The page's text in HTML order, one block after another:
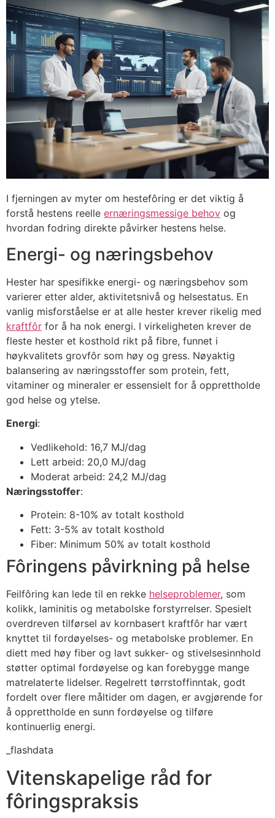
I fjerningen av myter om hestefôring er det viktig å
forstå hestens reelle ernæringsmessige behov og
hvordan fodring direkte påvirker hestens helse.
Energi- og næringsbehov
Hester har spesifikke energi- og næringsbehov som
varierer etter alder, aktivitetsnivå og helsestatus. En
vanlig misforståelse er at alle hester krever rikelig med
kraftfôr for å ha nok energi. I virkeligheten krever de
fleste hester et kosthold rikt på fibre, funnet i
høykvalitets grovfôr som høy og gress. Nøyaktig
balansering av næringsstoffer som protein, fett,
vitaminer og mineraler er essensielt for å opprettholde
god helse og ytelse.
Energi:
Vedlikehold: 16,7 MJ/dag
Lett arbeid: 20,0 MJ/dag
Moderat arbeid: 24,2 MJ/dag
Næringsstoffer:
Protein: 8-10% av totalt kosthold
Fett: 3-5% av totalt kosthold
Fiber: Minimum 50% av totalt kosthold
Fôringens påvirkning på helse
Feilfôring kan lede til en rekke helseproblemer, som
kolikk, laminitis og metabolske forstyrrelser. Spesielt
overdreven tilførsel av kornbasert kraftfôr har vært
knyttet til fordøyelses- og metabolske problemer. En
diett med høy fiber og lavt sukker- og stivelsesinnhold
støtter optimal fordøyelse og kan forebygge mange
matrelaterte lidelser. Regelrett tørrstoffinntak, godt
fordelt over flere måltider om dagen, er avgjørende for
å opprettholde en sunn fordøyelse og tilføre
kontinuerlig energi.
_flashdata
Vitenskapelige råd for
fôringspraksis